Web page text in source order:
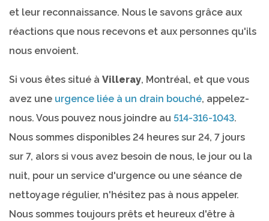
et leur reconnaissance. Nous le savons grâce aux
réactions que nous recevons et aux personnes qu'ils
nous envoient.
Si vous êtes situé à Villeray, Montréal, et que vous
avez une urgence liée à un drain bouché, appelez-
nous. Vous pouvez nous joindre au 514-316-1043.
Nous sommes disponibles 24 heures sur 24, 7 jours
sur 7, alors si vous avez besoin de nous, le jour ou la
nuit, pour un service d'urgence ou une séance de
nettoyage régulier, n'hésitez pas à nous appeler.
Nous sommes toujours prêts et heureux d'être à